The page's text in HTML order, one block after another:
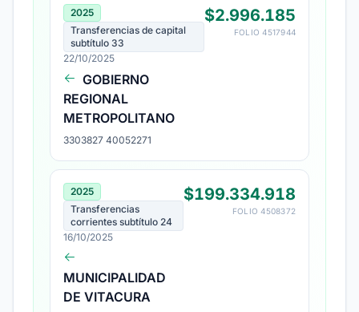
PROGRAMA SOMOS
BARRIO, AÑO 2025
CODIGO SB25-PP-0002
2025
Transferencias de capital
subtítulo 33
22/10/2025
GOBIERNO
REGIONAL
METROPOLITANO
3303827 40052271
$2.996.185
FOLIO 4517944
2025
Transferencias
corrientes subtítulo 24
16/10/2025
MUNICIPALIDAD
DE VITACURA
$199.334.918
FOLIO 4508372